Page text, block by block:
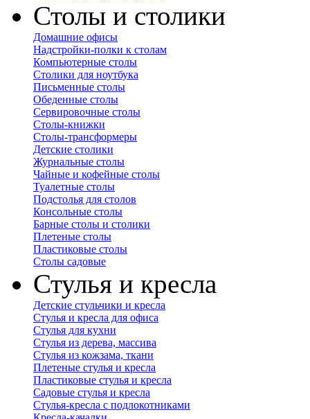
Столы и столики
Домашние офисы
Надстройки-полки к столам
Компьютерные столы
Столики для ноутбука
Письменные столы
Обеденные столы
Сервировочные столы
Столы-книжки
Столы-трансформеры
Детские столики
Журнальные столы
Чайные и кофейные столы
Туалетные столы
Подстолья для столов
Консольные столы
Барные столы и столики
Плетеные столы
Пластиковые столы
Столы садовые
Стулья и кресла
Детские стульчики и кресла
Стулья и кресла для офиса
Стулья для кухни
Стулья из дерева, массива
Стулья из кожзама, ткани
Плетеные стулья и кресла
Пластиковые стулья и кресла
Садовые стулья и кресла
Стулья-кресла с подлокотниками